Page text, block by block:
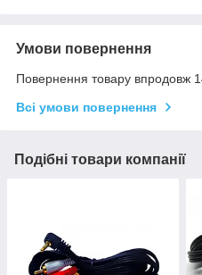
Умови повернення
Повернення товару впродовж
Всі умови повернення
Подібні товари компанії